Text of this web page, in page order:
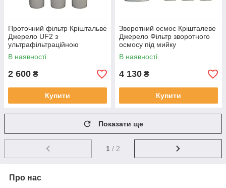
Проточний фільтр Кріштальве
Джерело UF2 з
ультрафільтраційною
мембраною
В наявності
2 600 ₴
Купити
Зворотний осмос Крішталеве
Джерело Фільтр зворотного
осмосу під мийку
В наявності
4 130 ₴
Купити
Показати ще
1 / 2
Про нас